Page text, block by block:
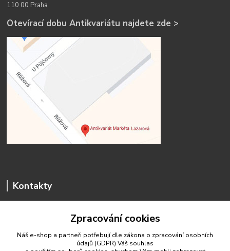
110 00 Praha
Otevírací dobu Antikvariátu najdete zde >
Kontakty
antikvariat.marketa.lazarova@gmail.com
Zpracování cookies
Náš e-shop a partneři potřebují dle zákona o zpracování osobních
údajů (GDPR) Váš souhlas